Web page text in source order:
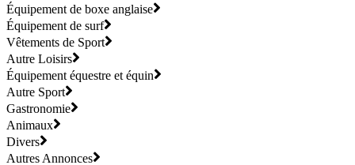
Équipement de boxe anglaise
Équipement de surf
Vêtements de Sport
Autre Loisirs
Équipement équestre et équin
Autre Sport
Gastronomie
Animaux
Divers
Autres Annonces